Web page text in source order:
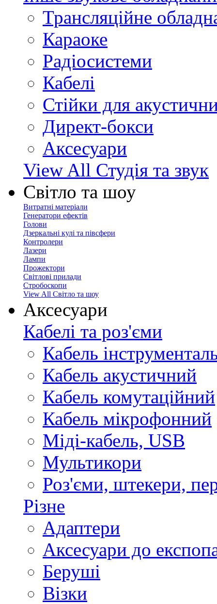
Трансляційне
Караоке
Радіосистеми
Кабелі
Стійки для
Директ-бокси
Аксесуари
View All Студія та звук
Світло та шоу
Витратні матеріали
Генератори ефектів
Голови
Дзеркальні кулі та півсфери
Контролери
Лазери
Лампи
Прожектори
Світлові прилади
Стробоскопи
View All Світло та шоу
Аксесуари
Кабелі та роз'єми
Кабель
Кабель акустичний
Кабель комутаційний
Кабель мікрофонний
Міді-кабель, USB
Мультикори
Роз'єми, штекери,
Різне
Адаптери
Аксесуари до
Беруші
Візки